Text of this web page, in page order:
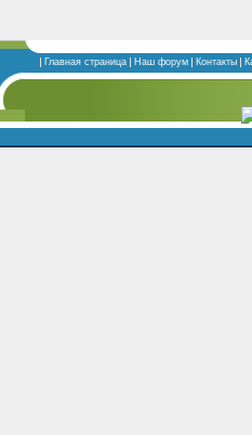
Главная страница Наш форум Контакты